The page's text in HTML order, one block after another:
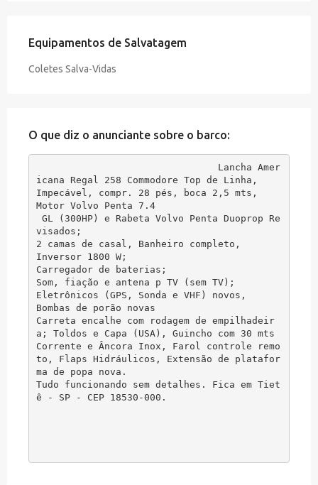
Equipamentos de Salvatagem
Coletes Salva-Vidas
O que diz o anunciante sobre o barco:
Lancha Amer
icana Regal 258 Commodore Top de Linha,
Impecável, compr. 28 pés, boca 2,5 mts,
Motor Volvo Penta 7.4
visados;
2 camas de casal, Banheiro completo,
Inversor 1800 W;
Carregador de baterias;
Som, fiação e antena p TV (sem TV);
Eletrônicos (GPS, Sonda e VHF) novos,
Bombas de porão novas
Carreta encalhe com rodagem de empilhadeir
a; Toldos e Capa (USA), Guincho com 30 mts
Corrente e Âncora Inox, Farol controle remo
to, Flaps Hidráulicos, Extensão de platafor
ma de popa nova.
Tudo funcionando sem detalhes. Fica em Tiet
ê - SP - CEP 18530-000.